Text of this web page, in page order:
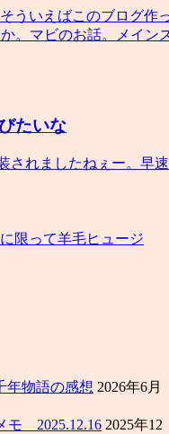
ういえばこのブログ
。マビのお話。メイ
たいな
されましたねぇー。早
限って羊毛ヒュージ
年物語の感想 2026年6月
モ 2025.12.16 2025年12